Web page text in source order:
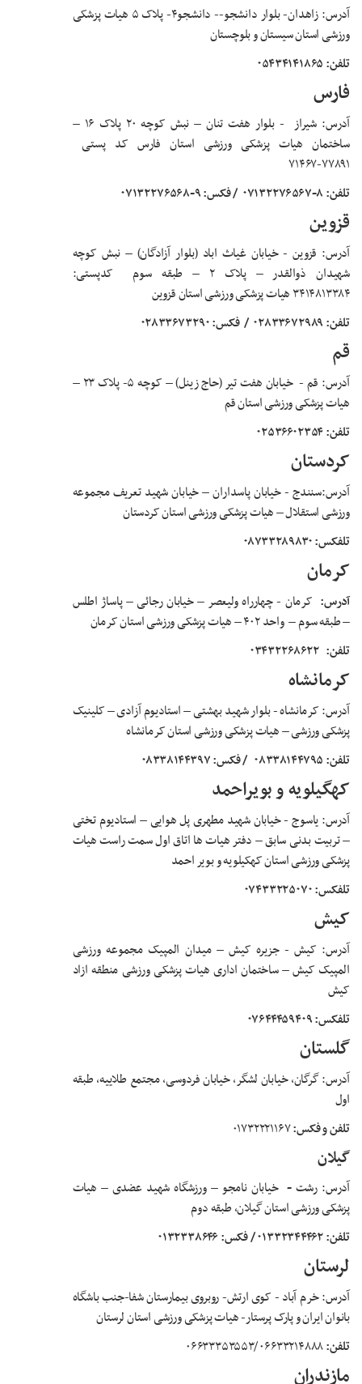
آدرس: زاهدان- بلوار دانشجو-- دانشجو۴- پلاک ۵ هیات پزشکی
ورزشی استان سیستان و بلوچستان
تلفن: ۰۵۴۳۴۱۴۱۸۶۵
فارس
آدرس: شیراز -
بلوار هفت تنان – نبش کوچه ۲۰ پلاک ۱۶ –
ساختمان هیات پزشکی ورزشی استان فارس کد پستی
۷۷۸۹۱-۷۱۴۶۷
تلفن: ۸-۰۷۱۳۲۲۷۶۵۶۷
/ فکس: ۹-۰۷۱۳۲۲۷۶۵۶۸
قزوین
آدرس: قزوین-خیابان غیاث اباد (بلوار آزادگان) – نبش کوچه
شهیدان ذوالقدر – پلاک ۲ – طبقه سوم کدپستی:
۳۴۱۴۸۱۳۳۸۴ هیات پزشکی ورزشی استان قزوین
تلفن: ۰۲۸۳۳۶۷۲۹۸۹
/فکس: ۰۲۸۳۳۶۷۳۲۹۰
قم
آدرس: قم-
خیابان هفت تیر (حاج زینل) – کوچه ۵- پلاک ۲۳ –
هیات پزشکی ورزشی استان قم
تلفن: ۰۲۵۳۶۶۰۲۳۵۴
کردستان
آدرس:سنندج - خیابان پاسداران – خیابان شهید تعریف مجموعه
ورزشی استقلال – هیات پزشکی ورزشی استان کردستان
تلفکس: ۰۸۷۳۳۲۸۹۸۳۰
کرمان
آدرس: کرمان - چهارراه ولیعصر–خیابان رجائی–پاساژ اطلس
–طبقه سوم– واحد ۴۰۲ –هیات پزشکی ورزشی استان کرمان
تلفن: ۰۳۴۳۲۲۶۸۶۲۲
کرمانشاه
آدرس: کرمانشاه - بلوار شهید بهشتی – استادیوم آزادی – کلینیک
پزشکی ورزشی – هیات پزشکی ورزشی استان کرمانشاه
تلفن: ۰۸۳۳۸۱۴۴۷۹۵
/ فکس: ۰۸۳۳۸۱۴۴۳۹۷
کهگیلویه و بویراحمد
آدرس: یاسوج - خیابان شهید مطهری پل هوایی – استادیوم تختی
– تربیت بدنی سابق – دفتر هیات ها اتاق اول سمت راست هیات
پزشکی ورزشی استان کهکیلویه و بویر احمد
تلفکس: ۰۷۴۳۳۲۲۵۰۷۰
کیش
آدرس: کیش - جزیره کیش – میدان المپیک مجموعه ورزشی
المپیک کیش – ساختمان اداری هیات پزشکی ورزشی منطقه ازاد
کیش
تلفکس: ۰۷۶۴۴۴۵۹۴۰۹
گلستان
آدرس: گرگان، خیابان لشگر، خیابان فردوسی، مجتمع طلاییه، طبقه
اول
تلفن و فکس:۰۱۷۳۲۲۲۱۱۶۷
گیلان
آدرس: رشت- خیابان نامجو – ورزشگاه شهید عضدی – هیات
پزشکی ورزشی استان گیلان، طبقه دوم
تلفن: ۰۱۳۳۲۳۴۴۴۶۲
/ فکس: ۰۱۳۲۳۳۸۶۴۶
لرستان
آدرس: خرم آباد - کوی ارتش- روبروی بیمارستان شفا-جنب باشگاه
بانوان ایران و پارک پرستار- هیات پزشکی ورزشی استان لرستان
تلفن:۰۶۶۳۳۲۱۴۸۸۸ /۰۶۶۳۳۳۵۳۵۵۳
مازندران